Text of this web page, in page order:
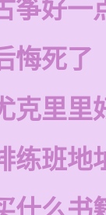
筝好一
悔死了
克里里
练班地